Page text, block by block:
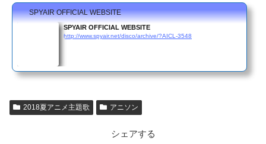
SPYAIR OFFICIAL WEBSITE
SPYAIR OFFICIAL WEBSITE
http://www.spyair.net/disco/archive/?AICL-3548
2018夏アニメ主題歌 アニソン
シェアする